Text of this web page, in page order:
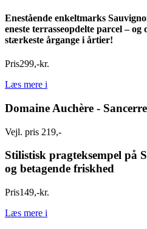
Enestående enkeltmarks
eneste terrasseopdelte parcel –
stærkeste årgange i årtier!
Pris299,-kr.
Læs mere i
Domaine Auchère -
Vejl. pris 219,-
Stilistisk pragteksempel på
og betagende friskhed
Pris149,-kr.
Læs mere i